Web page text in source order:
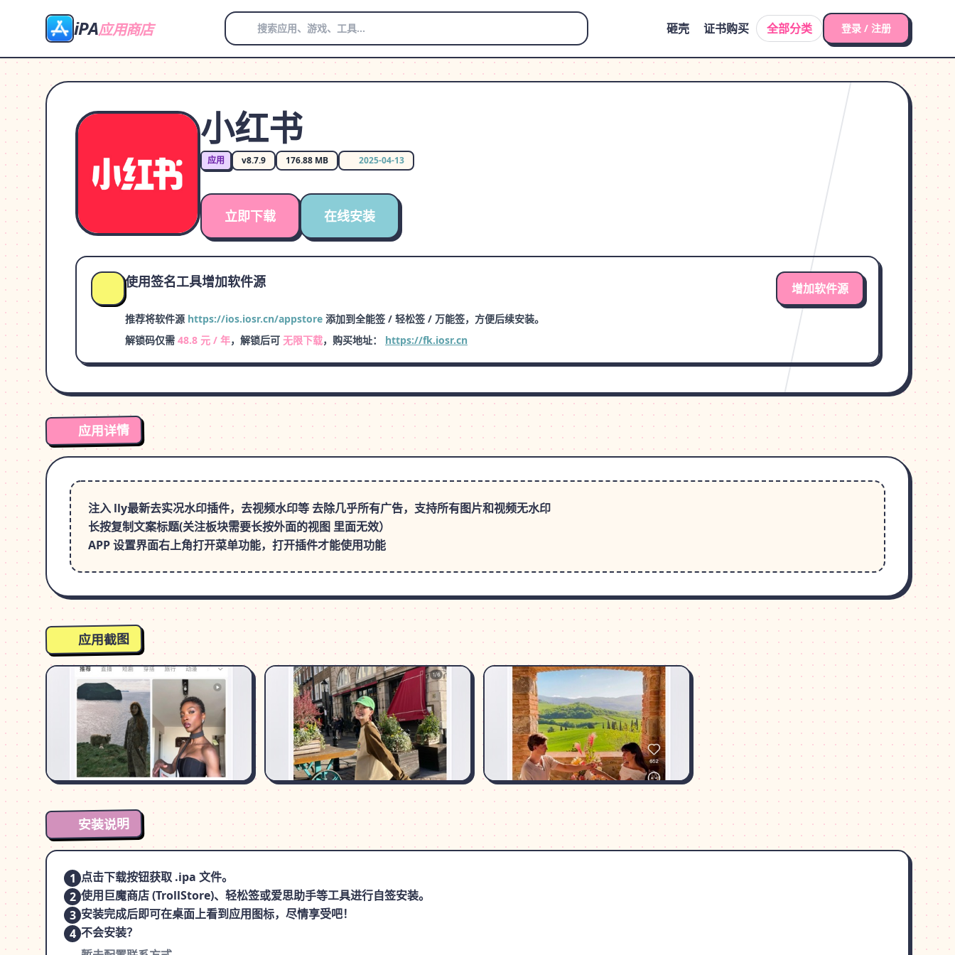
iPA应用商店 砸壳 证书购买 全部分类 登录 / 注册
小红书
应用 v8.7.9 176.88 MB 2025-04-13
立即下载 在线安装
使用签名工具增加软件源 增加软件源
推荐将软件源 https://ios.iosr.cn/appstore 添加到全能签 / 轻松签 / 万能签，方便后续安装。
解锁码仅需 48.8 元 / 年，解锁后可 无限下载，购买地址： https://fk.iosr.cn
应用详情
注入 lly最新去实况水印插件，去视频水印等 去除几乎所有广告，支持所有图片和视频无水印
长按复制文案标题(关注板块需要长按外面的视图 里面无效）
应用截图
安装说明
1 点击下载按钮获取 .ipa 文件。
2 使用巨魔商店 (TrollStore)、轻松签或爱思助手等工具进行自签安装。
3 安装完成后即可在桌面上看到应用图标，尽情享受吧！
4 不会安装？